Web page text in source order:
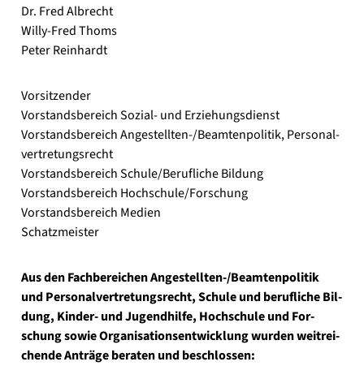
Dr. Fred Albrecht
Willy-Fred Thoms
Peter Rein­hardt
Vor­sit­zen­der
Vor­stands­be­reich Sozial- und Erzie­hungs­dienst
Vor­stands­be­reich Angestellten-/Beamtenpolitik, Per­so­nal­
ver­tre­tungs­recht
Vor­stands­be­reich Schule/Berufliche Bil­dung
Vor­stands­be­reich Hochschule/Forschung
Vor­stands­be­reich Medi­en
Schatz­meis­ter
Aus den Fach­be­rei­chen Angestellten-/Beamtenpolitik
und Per­so­nal­ver­tre­tungs­recht, Schu­le und beruf­li­che Bil­
dung, Kinder- und Jugend­hil­fe, Hoch­schu­le und For­
schung sowie Orga­ni­sa­ti­ons­ent­wick­lung wur­den weit­rei­
chen­de Anträ­ge bera­ten und beschlos­sen: